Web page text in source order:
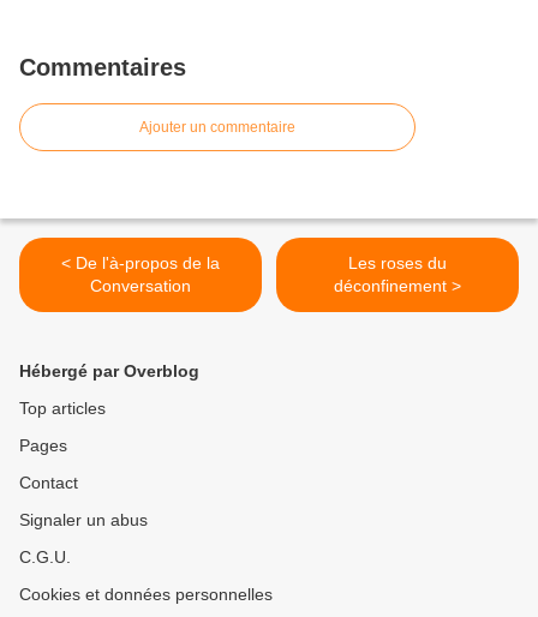
Commentaires
Ajouter un commentaire
< De l'à-propos de la
Conversation
Les roses du
déconfinement >
Hébergé par Overblog
Top articles
Pages
Contact
Signaler un abus
C.G.U.
Cookies et données personnelles